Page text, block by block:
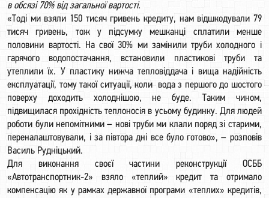
в обсязі 70% від загальної вартості.
«Тоді ми взяли 150 тисяч гривень кредиту, нам відшкодували 79
тисяч гривень, тож у підсумку мешканці сплатили менше
половини вартості. На свої 30% ми замінили труби холодного і
гарячого водопостачання, встановили пластикові труби та
утеплили їх. У пластику нижча тепловіддача і вища надійність
експлуатації, тому такої ситуації, коли вода з першого до шостого
поверху доходить холоднішою, не буде. Таким чином,
підвищилася прохідність теплоносія в усьому будинку. Для людей
роботи були непомітними – нові труби ми клали поряд зі старими,
переналаштовували, і за півтора дні все було готово», – розповів
Василь Рудніцький.
Для виконання своєї частини реконструкції ОСББ
«Автотранспортник-2» взяло «теплий» кредит та отримало
компенсацію як у рамках державної програми «теплих» кредитів,